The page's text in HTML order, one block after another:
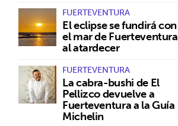
FUERTEVENTURA
El eclipse se fundirá con
el mar de Fuerteventura
al atardecer
FUERTEVENTURA
La cabra-bushi de El
Pellizco devuelve a
Fuerteventura a la Guía
Michelin